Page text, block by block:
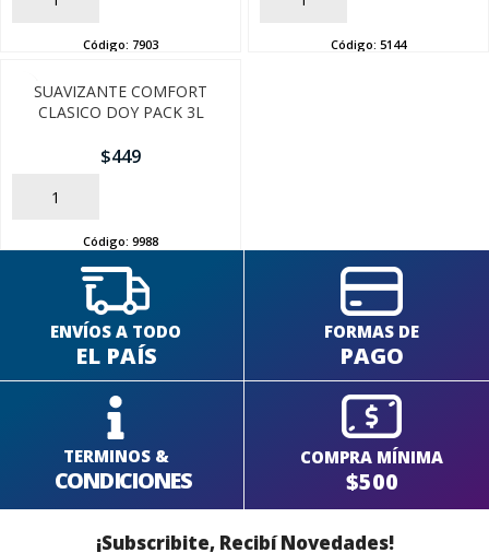
Código: 7903 Código: 5144
SUAVIZANTE COMFORT
CLASICO DOY PACK 3L
$449
AÑADIR
Código: 9988
ENVÍOS A TODO
EL PAÍS
FORMAS DE
PAGO
TERMINOS &
CONDICIONES
COMPRA MÍNIMA
$500
¡Subscribite, Recibí Novedades!